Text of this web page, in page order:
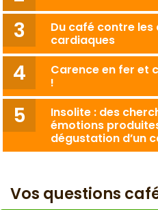
Du café contre
cardiaques
Carence en fer et
!
Insolite : des
émotions
dégustation d’un
Vos questions